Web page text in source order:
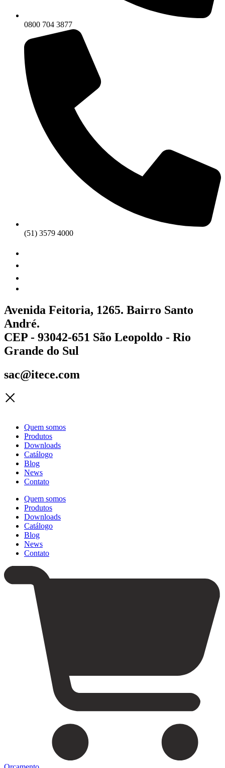
0800 704 3877
(51) 3579 4000
Avenida Feitoria, 1265. Bairro Santo
André.
CEP - 93042-651 São Leopoldo - Rio
Grande do Sul
sac@itece.com
Quem somos
Produtos
Downloads
Catálogo
Blog
News
Contato
Quem somos
Produtos
Downloads
Catálogo
Blog
News
Contato